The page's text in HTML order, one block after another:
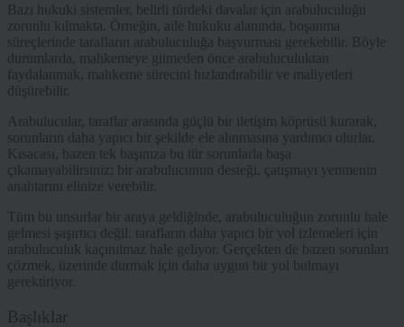
Bazı hukuki sistemler, belirli türdeki davalar için arabuluculuğu
zorunlu kılmakta. Örneğin, aile hukuku alanında, boşanma
süreçlerinde tarafların arabuluculuğa başvurması gerekebilir. Böyle
durumlarda, mahkemeye gitmeden önce arabuluculuktan
faydalanmak, mahkeme sürecini hızlandırabilir ve maliyetleri
düşürebilir.
Arabulucular, taraflar arasında güçlü bir iletişim köprüsü kurarak,
sorunların daha yapıcı bir şekilde ele alınmasına yardımcı olurlar.
Kısacası, bazen tek başınıza bu tür sorunlarla başa
çıkamayabilirsiniz; bir arabulucunun desteği, çatışmayı yenmenin
anahtarını elinize verebilir.
Tüm bu unsurlar bir araya geldiğinde, arabuluculuğun zorunlu hale
gelmesi şaşırtıcı değil. tarafların daha yapıcı bir yol izlemeleri için
arabuluculuk kaçınılmaz hale geliyor. Gerçekten de bazen sorunları
çözmek, üzerinde durmak için daha uygun bir yol bulmayı
gerektiriyor.
Başlıklar